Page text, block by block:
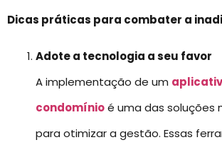
Dicas práticas para combater a
Adote a tecnologia a seu favor
A implementação de um
condomínioé uma das soluções
para otimizar a gestão. Essas